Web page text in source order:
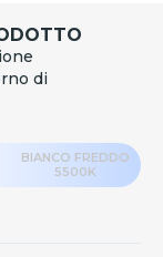
di
BIANCO FREDDO
5500K